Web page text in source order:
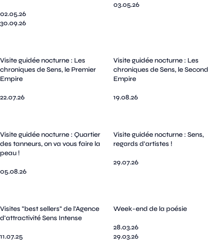
02.05.26
30.09.26
03.05.26
Visite guidée nocturne : Les
chroniques de Sens, le Premier
Empire
22.07.26
Visite guidée nocturne : Les
chroniques de Sens, le Second
Empire
19.08.26
Visite guidée nocturne : Quartier
des tanneurs, on va vous faire la
peau !
05.08.26
Visite guidée nocturne : Sens,
regards d'artistes !
29.07.26
Visites "best sellers" de l'Agence
d'attractivité Sens Intense
11.07.25
Week-end de la poésie
28.03.26
29.03.26